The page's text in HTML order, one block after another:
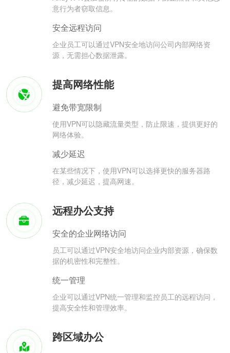
意行为者窃取信息。
安全远程访问
企业员工可以通过VPN安全地访问公司内部网络资
源，无需担心数据泄露。
提高网络性能
避免带宽限制
使用VPN可以隐藏流量类型，防止限速，提供更好的
网络体验。
减少延迟
在某些情况下，使用VPN可以选择更快的服务器路
径，减少延迟，提高网速。
远程办公支持
安全的企业网络访问
员工可以通过VPN安全地访问企业内部资源，确保数
据的机密性和完整性。
统一管理
企业可以通过VPN统一管理和监控员工的远程访问，
提高安全性和管理效率。
跨区域办公